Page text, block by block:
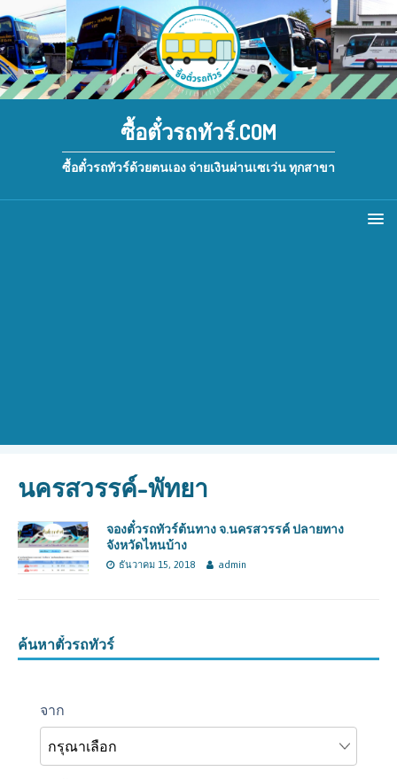
ซื้อตั๋วรถทัวร์.COM
ซื้อตั๋วรถทัวร์ด้วยตนเอง จ่ายเงินผ่านเซเว่น ทุกสาขา
นครสวรรค์-พัทยา
จองตั๋วรถทัวร์ต้นทาง จ.นครสวรรค์ ปลายทาง
จังหวัดไหนบ้าง
ธันวาคม 15, 2018 admin
ค้นหาตั๋วรถทัวร์